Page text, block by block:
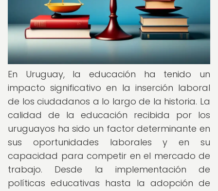
En Uruguay, la educación ha tenido un
impacto significativo en la inserción laboral
de los ciudadanos a lo largo de la historia. La
calidad de la educación recibida por los
uruguayos ha sido un factor determinante en
sus oportunidades laborales y en su
capacidad para competir en el mercado de
trabajo. Desde la implementación de
políticas educativas hasta la adopción de